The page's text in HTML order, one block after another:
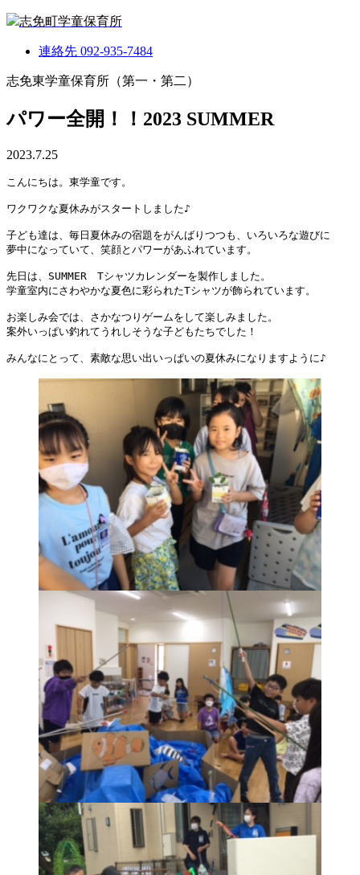
志免町学童保育所
連絡先 092-935-7484
志免東学童保育所（第一・第二）
パワー全開！！2023 SUMMER
2023.7.25
こんにちは。東学童です。
ワクワクな夏休みがスタートしました♪
子ども達は、毎日夏休みの宿題をがんばりつつも、いろいろな遊びに
夢中になっていて、笑顔とパワーがあふれています。
先日は、SUMMER　Tシャツカレンダーを製作しました。
学童室内にさわやかな夏色に彩られたTシャツが飾られています。
お楽しみ会では、さかなつりゲームをして楽しみました。
案外いっぱい釣れてうれしそうな子どもたちでした！
みんなにとって、素敵な思い出いっぱいの夏休みになりますように♪